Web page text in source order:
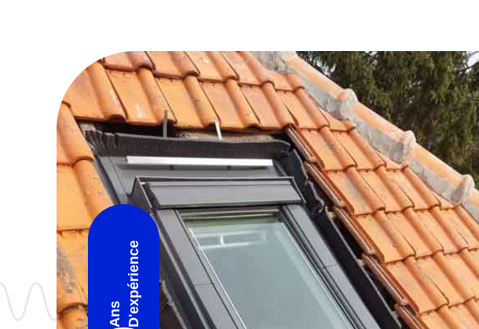
Ans D'expérience